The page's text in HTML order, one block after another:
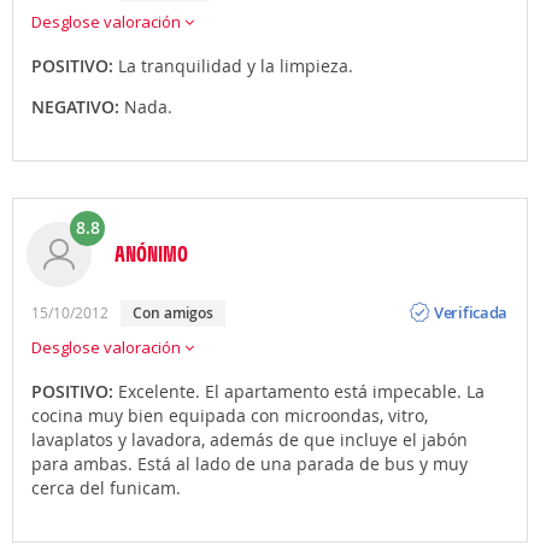
Desglose valoración
POSITIVO: La tranquilidad y la limpieza.
NEGATIVO: Nada.
8.8
ANÓNIMO
15/10/2012 con amigos
Verificada
Desglose valoración
POSITIVO: Excelente. El apartamento está impecable. La
cocina muy bien equipada con microondas, vitro,
lavaplatos y lavadora, además de que incluye el jabón
para ambas. Está al lado de una parada de bus y muy
cerca del funicam.